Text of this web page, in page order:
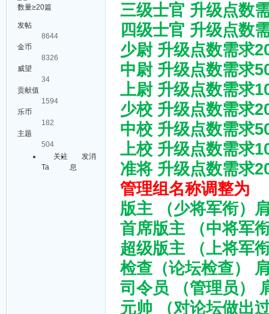
发帖
8644
金币
8326
威望
34
贡献值
1594
乐币
182
主题
504
关注
Ta
发消
息
三级士官 升级点数
四级士官 升级点数
少尉 升级点数需求
中尉 升级点数需求
上尉 升级点数需
少校 升级点数需求
中校 升级点数需求
上校 升级点数需
准将 升级点数需
管理组名称调整为
版主 （少将军衔）
首席版主 （中将军
超级版主 （上将
检查（论坛检查）
司令员 （管理员
元帅 （对论坛做出